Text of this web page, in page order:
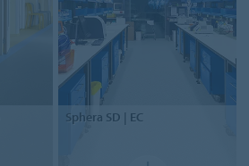
Sphera SD | EC